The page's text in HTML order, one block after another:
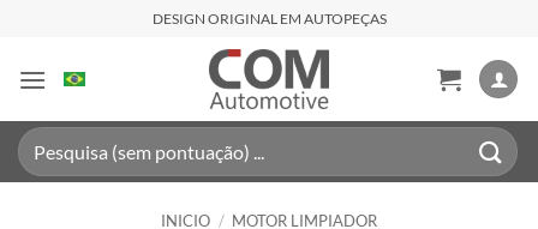
contenido
DESIGN ORIGINAL EM AUTOPEÇAS
Buscar
por:
INICIO / MOTOR LIMPIADOR